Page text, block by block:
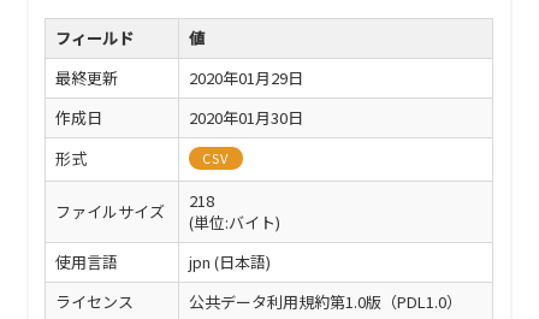
フィールド
値
最終更新
2020年01月29日
作成日
2020年01月30日
形式
CSV
ファイルサイズ
218
(単位:バイト)
使用言語
jpn (日本語)
ライセンス
公共データ利用規約第1.0版（PDL1.0）